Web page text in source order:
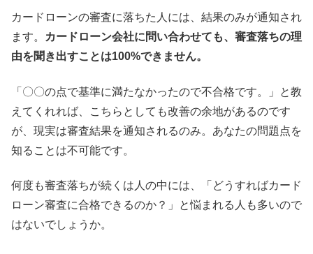
カードローンの審査に落ちた人には、結果のみが通知され
ます。 カードローン会社に問い合わせても、審査落ちの理
由を聞き出すことは100%できません。
「〇〇の点で基準に満たなかったので不合格です。」と教
えてくれれば、こちらとしても改善の余地があるのです
が、現実は審査結果を通知されるのみ。あなたの問題点を
知ることは不可能です。
何度も審査落ちが続くは人の中には、「どうすればカード
ローン審査に合格できるのか？」と悩まれる人も多いので
はないでしょうか。